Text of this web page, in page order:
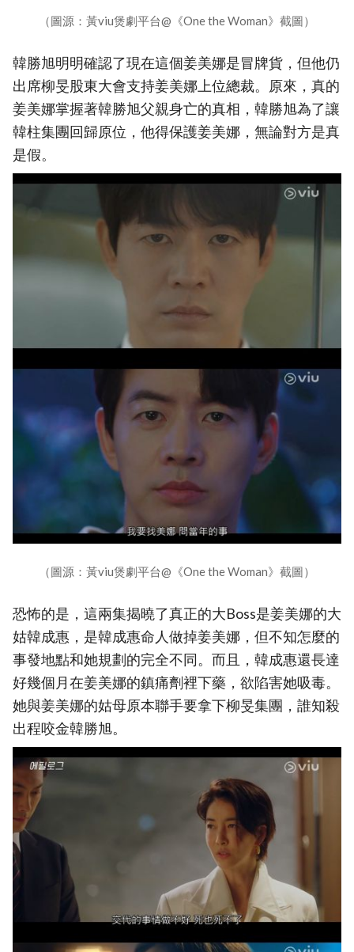
（圖源：黃viu煲劇平台@《One the Woman》截圖）
韓勝旭明明確認了現在這個姜美娜是冒牌貨，但他仍
出席柳旻股東大會支持姜美娜上位總裁。原來，真的
姜美娜掌握著韓勝旭父親身亡的真相，韓勝旭為了讓
韓柱集團回歸原位，他得保護姜美娜，無論對方是真
是假。
（圖源：黃viu煲劇平台@《One the Woman》截圖）
恐怖的是，這兩集揭曉了真正的大Boss是姜美娜的大
姑韓成惠，是韓成惠命人做掉姜美娜，但不知怎麼的
事發地點和她規劃的完全不同。而且，韓成惠還長達
好幾個月在姜美娜的鎮痛劑裡下藥，欲陷害她吸毒。
她與姜美娜的姑母原本聯手要拿下柳旻集團，誰知殺
出程咬金韓勝旭。